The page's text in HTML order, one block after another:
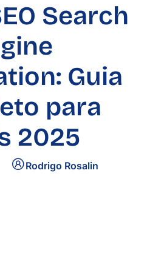
Search
Guia
para
2025
Rodrigo Rosalin